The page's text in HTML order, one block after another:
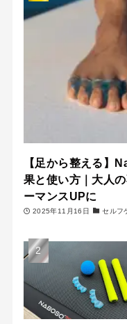
【足から整える】
果と使い方｜大人
ーマンスUPに
2025年11月16日 セルフ